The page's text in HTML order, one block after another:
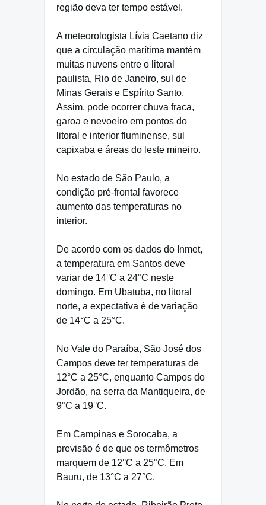
região deva ter tempo estável.
A meteorologista Lívia Caetano diz
que a circulação marítima mantém
muitas nuvens entre o litoral
paulista, Rio de Janeiro, sul de
Minas Gerais e Espírito Santo.
Assim, pode ocorrer chuva fraca,
garoa e nevoeiro em pontos do
litoral e interior fluminense, sul
capixaba e áreas do leste mineiro.
No estado de São Paulo, a
condição pré-frontal favorece
aumento das temperaturas no
interior.
De acordo com os dados do Inmet,
a temperatura em Santos deve
variar de 14°C a 24°C neste
domingo. Em Ubatuba, no litoral
norte, a expectativa é de variação
de 14°C a 25°C.
No Vale do Paraíba, São José dos
Campos deve ter temperaturas de
12°C a 25°C, enquanto Campos do
Jordão, na serra da Mantiqueira, de
9°C a 19°C.
Em Campinas e Sorocaba, a
previsão é de que os termômetros
marquem de 12°C a 25°C. Em
Bauru, de 13°C a 27°C.